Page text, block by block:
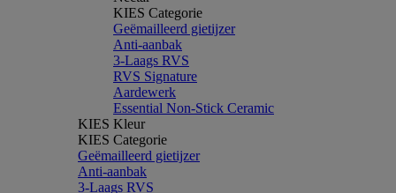
KIES Categorie
Geëmailleerd gietijzer
Anti-aanbak
3-Laags RVS
RVS Signature
Aardewerk
Essential Non-Stick Ceramic
KIES Kleur
KIES Categorie
Geëmailleerd gietijzer
Anti-aanbak
3-Laags RVS